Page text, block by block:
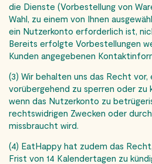
die Dienste (Vorbestellung von
Wahl, zu einem von Ihnen
ein Nutzerkonto erforderlich ist,
Bereits erfolgte Vorbestellungen
Kunden angegebenen
(3) Wir behalten uns das Recht
vorübergehend zu sperren oder zu
wenn das Nutzerkonto zu
rechtswidrigen Zwecken oder
missbraucht wird.
(4) EatHappy hat zudem das
Frist von 14 Kalendertagen zu